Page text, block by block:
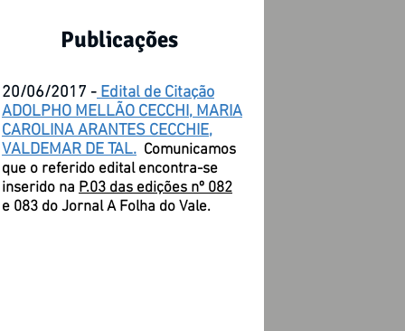
Publicações
20/06/2017 - Edital de Citação
ADOLPHO MELLÃO CECCHI, MARIA
CAROLINA ARANTES CECCHIE,
VALDEMAR DE TAL. Comunicamos
que o referido edital encontra-se
inserido na P.03 das edições nº 082
e 083 do Jornal A Folha do Vale.